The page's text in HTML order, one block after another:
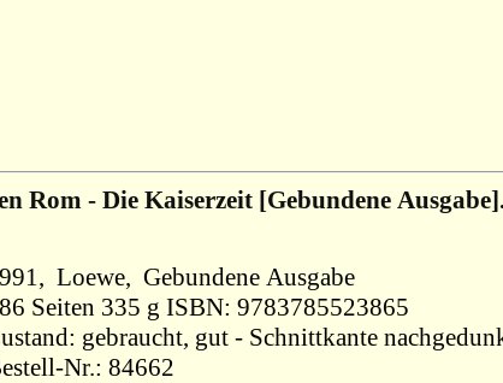
Rom - Die Kaiserzeit [Gebundene
1991, Loewe, Gebundene Ausgabe
186 Seiten 335 g ISBN: 9783785523865
gebraucht, gut - Schnittkante
Nr.: 84662